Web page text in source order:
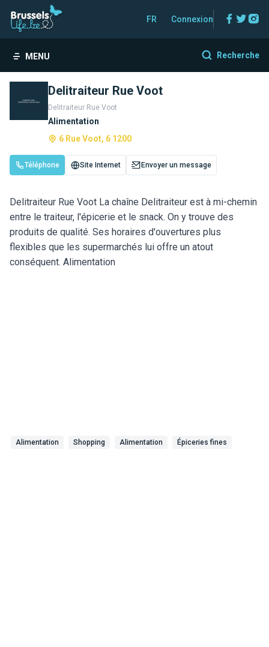
FR Connexion
MENU Recherche
Delitraiteur Rue Voot
Delitraiteur Rue Voot
Alimentation
6 Rue Voot, 6 1200
Téléphone Site Internet Envoyer un message
Delitraiteur Rue Voot La chaîne Delitraiteur est à mi-chemin
entre le traiteur, l'épicerie et le snack. On y trouve des
produits de qualité. Ses horaires d'ouvertures plus
flexibles que les supermarchés lui offre un atout
conséquent. Alimentation
Alimentation Shopping Alimentation Épiceries fines